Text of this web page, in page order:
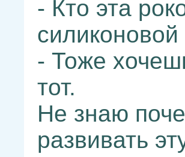
- Кто эта
- Тоже
тот.
Не знаю
развивать